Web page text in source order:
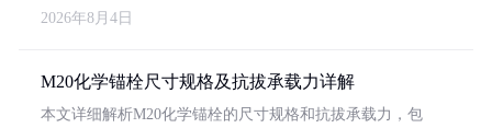
2026年8月4日
M20化学锚栓尺寸规格及抗拔承载力详解
本文详细解析M20化学锚栓的尺寸规格和抗拔承载力，包